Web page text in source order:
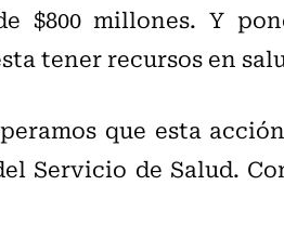
$800 millones. Y
tener recursos en
que esta
Servicio de Salud.